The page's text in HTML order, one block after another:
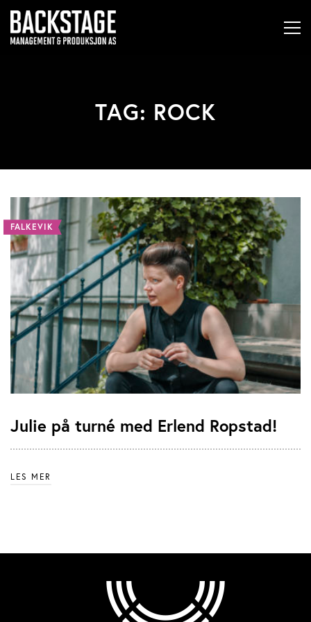
TAG: ROCK
FALKEVIK
Julie på turné med Erlend Ropstad!
LES MER